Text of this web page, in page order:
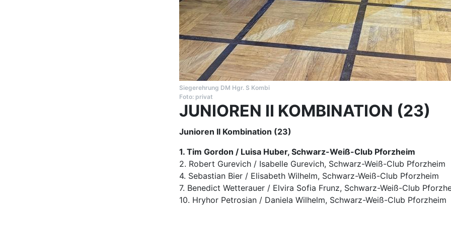
1. Tim Gordon / Luisa Huber, Schwarz-Weiß-Club Pforzheim
2. Robert Gurevich / Isabelle Gurevich, Schwarz-Weiß-Club Pforzheim
4. Sebastian Bier / Elisabeth Wilhelm, Schwarz-Weiß-Club Pforzheim
7. Benedict Wetterauer / Elvira Sofia Frunz, Schwarz-Weiß-Club
10. Hryhor Petrosian / Daniela Wilhelm, Schwarz-Weiß-Club Pforzheim